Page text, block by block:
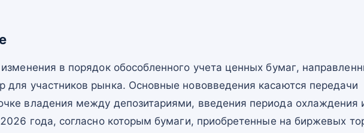
в порядок обособленного учета ценных бумаг,
для участников рынка. Основные нововведения касаются передачи
владения между депозитариями, введения периода охлаждения
года, согласно которым бумаги, приобретенные на биржевых